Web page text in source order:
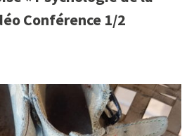
Conférence 1/2